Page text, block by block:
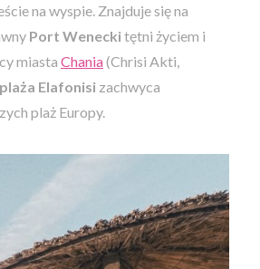
na wyspie. Znajduje się na
Port Weneckitętni życiem i
miasta Chania(Chrisi Akti,
plaża Elafonisi zachwyca
plaż Europy.